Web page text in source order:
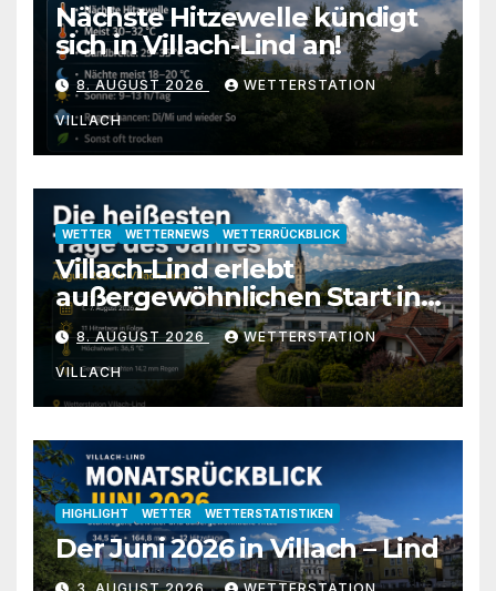
Nächste Hitzewelle kündigt
sich in Villach-Lind an!
8. AUGUST 2026 WETTERSTATION
VILLACH
WETTER WETTERNEWS WETTERRÜCKBLICK
Villach-Lind erlebt
außergewöhnlichen Start in
den August 2026
8. AUGUST 2026 WETTERSTATION
VILLACH
HIGHLIGHT WETTER WETTERSTATISTIKEN
Der Juni 2026 in Villach – Lind